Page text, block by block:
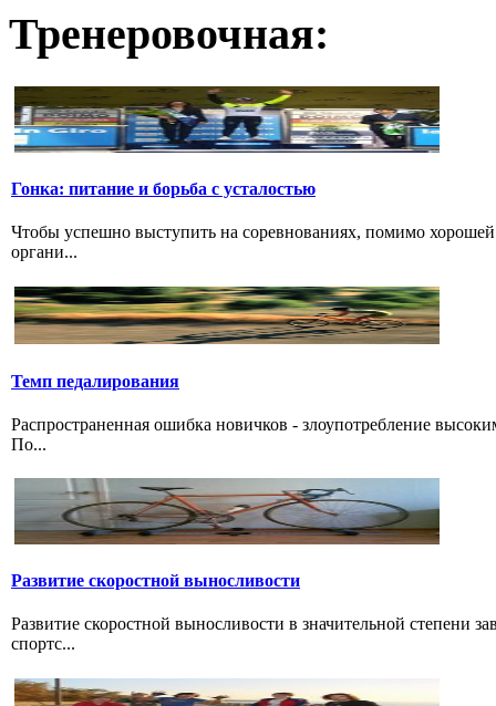
Тренеровочная:
Гонка: питание и борьба с усталостью
Чтобы успешно выступить на соревнованиях, помимо
органи...
Темп педалирования
Распространенная ошибка новичков - злоупотребление
По...
Развитие скоростной выносливости
Развитие скоростной выносливости в значительной степени
спортс...